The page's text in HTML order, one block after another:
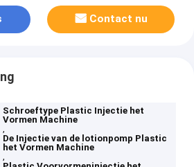
Contact nu
Schroeftype Plastic Injectie het
Vormen Machine
,
De Injectie van de lotionpomp Plastic
het Vormen Machine
,